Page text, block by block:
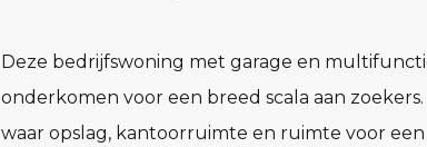
Deze bedrijfswoning met garage en
onderkomen voor een breed scala aan
waar opslag, kantoorruimte en ruimte voor